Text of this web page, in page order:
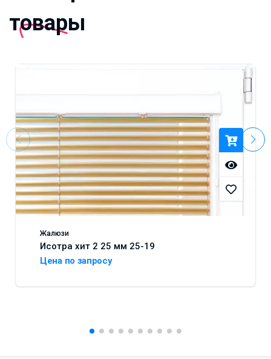
товары
Жалюзи
Исотра хит 2 25 мм 25-19
Цена по запросу